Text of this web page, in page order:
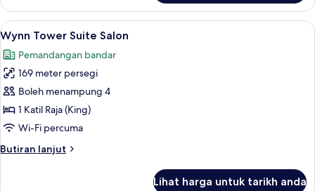
Resort
Two
Queens
Lihat
semua
foto
untuk
Wynn
Tower
Suite
Peralatan tempat tidur premium,
4
Wynn Tower Suite Salon
Pemandangan bandar
169 meter persegi
Boleh menampung 4
1 Katil Raja (King)
Wi-Fi percuma
Butiran lanjut
Butiran
Lihat harga untuk tarikh anda